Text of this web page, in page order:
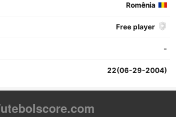
Romênia
Free player
-
22(06-29-2004)